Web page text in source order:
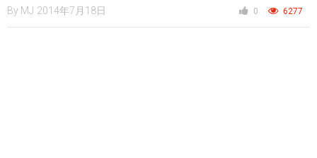
By MJ 2014年7月18日 0 6277